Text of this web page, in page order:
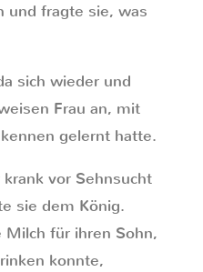
und fragte sie, was
sich wieder und
Frau an, mit
gelernt hatte.
vor Sehnsucht
sie dem König.
für ihren Sohn,
konnte,